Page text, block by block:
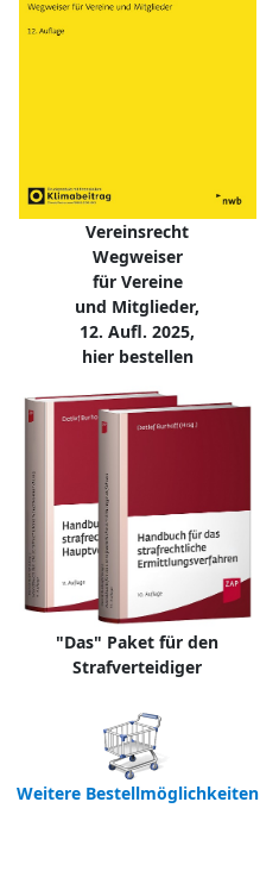
Vereinsrecht
Wegweiser
für Vereine
und Mitglieder,
12. Aufl. 2025,
hier bestellen
"Das" Paket für den
Strafverteidiger
Weitere Bestellmöglichkeiten